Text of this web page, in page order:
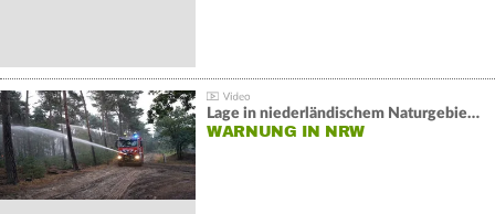
Lage in niederländischem Naturgebiet stabil
WARNUNG IN NRW